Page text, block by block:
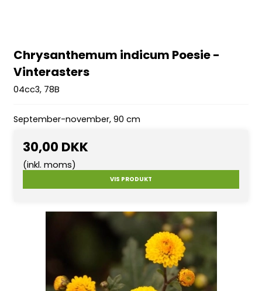
Chrysanthemum indicum Poesie -
Vinterasters
04cc3, 78B
September-november, 90 cm
30,00 DKK
(inkl. moms)
VIS PRODUKT